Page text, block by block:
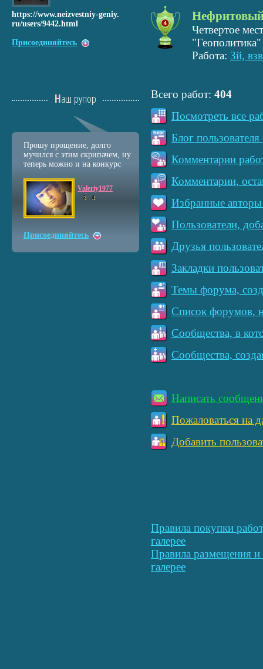
Четвертое
Работа: Зй,
Всего работ: 404
Посмотреть все
Блог
Комментарии
Комментарии,
Избранные авторы
Пользователи,
Друзья
Закладки
Темы форума,
Список форумов,
Сообщества, в
Сообщества,
Написать
Пожаловаться на
Добавить
Правила покупки
галерее
Правила размещения
галерее
https://www.neizvestniy-geniy.
ru/users/9442.html
Присоединяйтесь
Наш рупор
Прошу прощение, долго
мучился с этим скрипачем, ну
теперь можно и на конкурс
Valeriy1977
3 4
Присоединяйтесь